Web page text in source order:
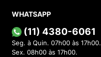
WHATSAPP
(11) 4380-6061
Seg. à Quin. 07h00 às 17h00.
Sex. 08h00 às 17h00.